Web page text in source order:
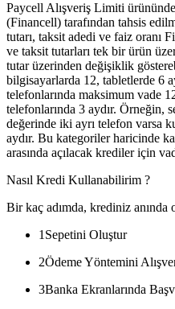
Paycell Alışveriş Limiti
(Financell) tarafından tahsis
tutarı, taksit adedi ve faiz oranı
ve taksit tutarları tek bir ürün
tutar üzerinden değişiklik
bilgisayarlarda 12, tabletlerde 6
telefonlarında maksimum vade
telefonlarında 3 aydır.
değerinde iki ayrı telefon varsa
aydır. Bu kategoriler haricinde
arasında açılacak krediler için
Nasıl Kredi Kullanabilirim ?
Bir kaç adımda, krediniz anında
1 Sepetini Oluştur
2Ödeme Yöntemini
3Banka Ekranlarında